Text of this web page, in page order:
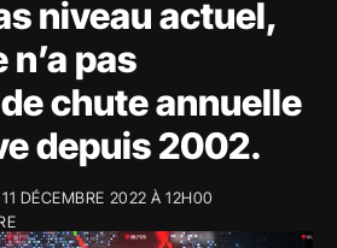
niveau actuel,
pas
chute annuelle
depuis 2002.
11 DÉCEMBRE 2022 À 12H00